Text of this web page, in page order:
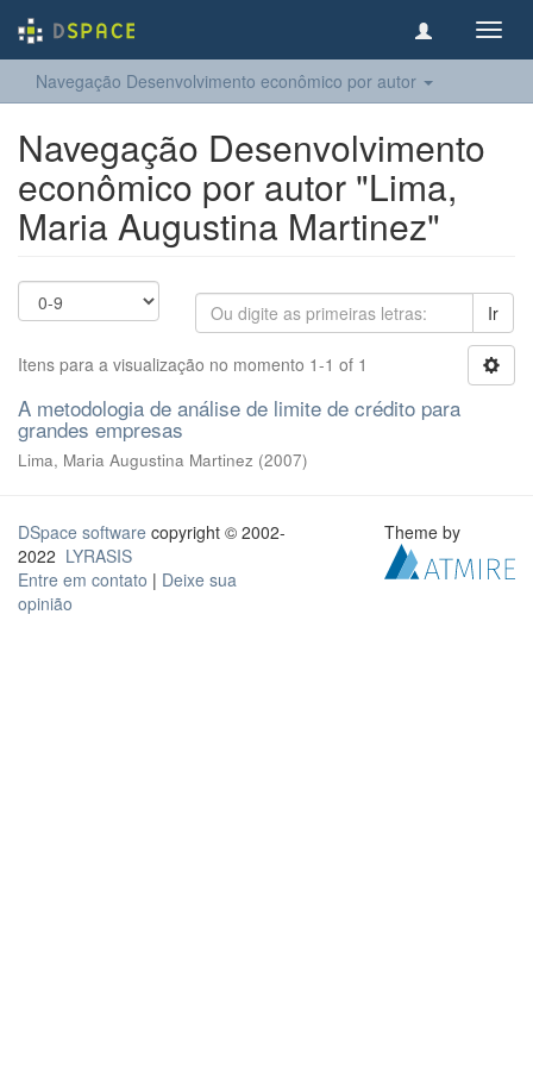
Navegação Desenvolvimento econômico por autor
Navegação Desenvolvimento
econômico por autor "Lima,
Maria Augustina Martinez"
Ir
Itens para a visualização no momento 1-1 of 1
A metodologia de análise de limite de crédito para
grandes empresas
Lima, Maria Augustina Martinez (2007)
DSpace software copyright © 2002-
2022 LYRASIS
Entre em contato | Deixe sua
opinião
Theme by